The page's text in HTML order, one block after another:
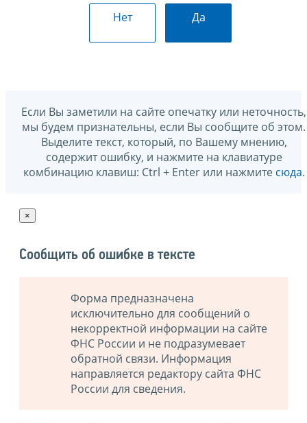
Нет Да
Если Вы заметили на сайте опечатку или неточность,
мы будем признательны, если Вы сообщите об этом.
Выделите текст, который, по Вашему мнению,
содержит ошибку, и нажмите на клавиатуре
комбинацию клавиш: Ctrl + Enter или нажмите сюда.
×
Сообщить об ошибке в тексте
Форма предназначена
исключительно для сообщений о
некорректной информации на сайте
ФНС России и не подразумевает
обратной связи. Информация
направляется редактору сайта ФНС
России для сведения.